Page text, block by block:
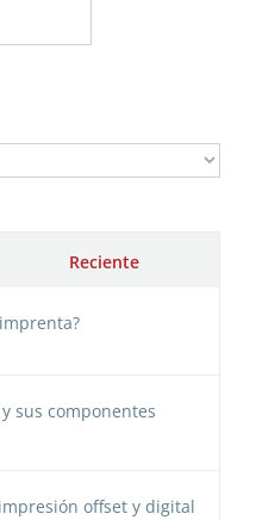
Reciente
sus componentes
offset y digital